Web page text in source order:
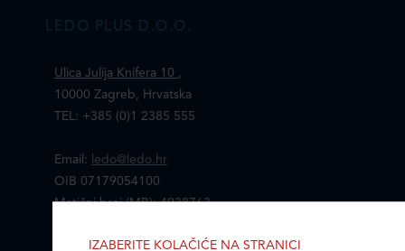
LEDO PLUS D.O.O.
Ulica Julija Knifera 10 ,
10000 Zagreb, Hrvatska
TEL: +385 (0)1 2385 555
Email:
ledo@ledo.hr
OIB 07179054100
Matični broj (MB): 4938763
Ledo Hrvatska
IZABERITE KOLAČIĆE NA STRANICI